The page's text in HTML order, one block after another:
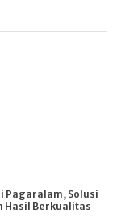
Pagaralam, Solusi
Hasil Berkualitas